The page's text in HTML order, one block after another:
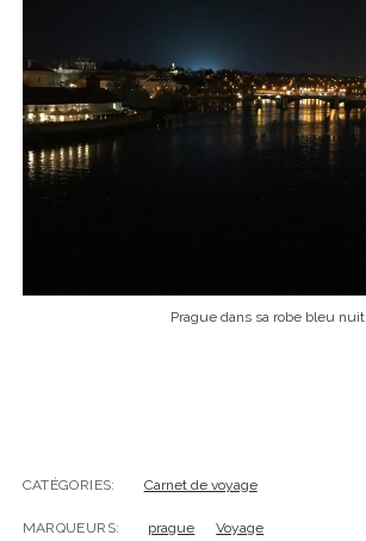
Prague dans sa robe bleu nuit
CATÉGORIES: Carnet de voyage
MARQUEURS: prague Voyage